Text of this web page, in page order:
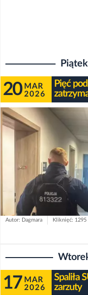
20 MAR
2026
Pięć
Autor: Dagmara Kliknięć: 1295
17 MAR
2026
Spaliła
zarzuty